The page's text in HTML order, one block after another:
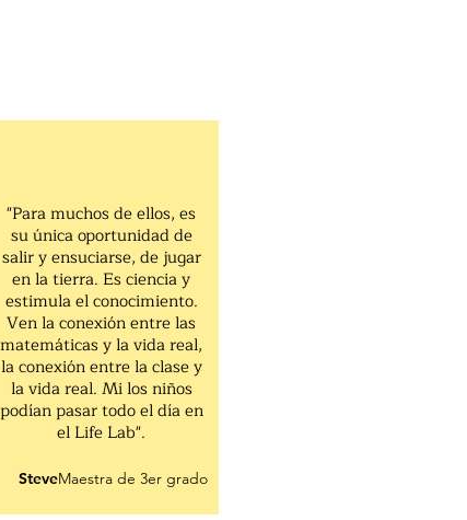
"Para muchos de ellos, es
su única oportunidad de
salir y ensuciarse, de jugar
en la tierra. Es ciencia y
estimula el conocimiento.
Ven la conexión entre las
matemáticas y la vida real,
la conexión entre la clase y
la vida real. Mi los niños
podían pasar todo el día en
el Life Lab".
SteveMaestra de 3er grado